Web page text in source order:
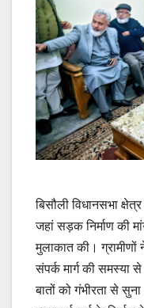
बिसौली विधानसभा
जहां सड़क निर्माण की
मुलाकात की। ग्रामीणों
संपर्क मार्ग की समस्या
बातों को गंभीरता से